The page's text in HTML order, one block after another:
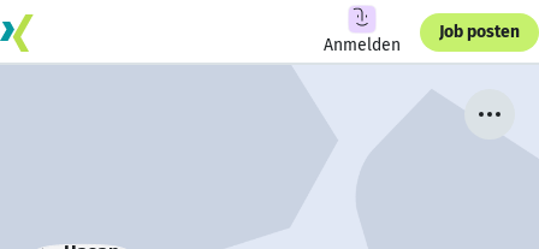
Anmelden
Job posten